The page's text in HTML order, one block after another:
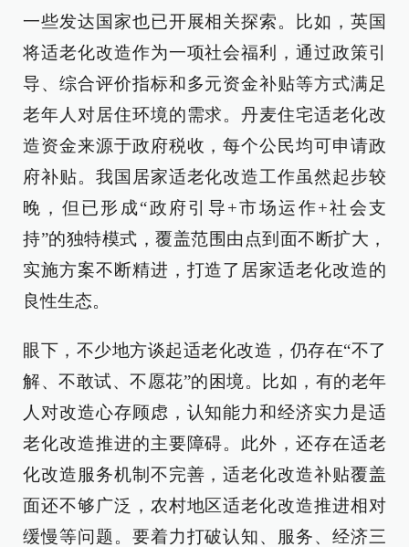
一些发达国家也已开展相关探索。比如，英国
将适老化改造作为一项社会福利，通过政策引
导、综合评价指标和多元资金补贴等方式满足
老年人对居住环境的需求。丹麦住宅适老化改
造资金来源于政府税收，每个公民均可申请政
府补贴。我国居家适老化改造工作虽然起步较
晚，但已形成“政府引导+市场运作+社会支
持”的独特模式，覆盖范围由点到面不断扩大，
实施方案不断精进，打造了居家适老化改造的
良性生态。
眼下，不少地方谈起适老化改造，仍存在“不了
解、不敢试、不愿花”的困境。比如，有的老年
人对改造心存顾虑，认知能力和经济实力是适
老化改造推进的主要障碍。此外，还存在适老
化改造服务机制不完善，适老化改造补贴覆盖
面还不够广泛，农村地区适老化改造推进相对
缓慢等问题。要着力打破认知、服务、经济三